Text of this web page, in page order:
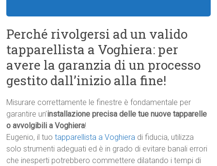
Perché rivolgersi ad un valido
tapparellista a Voghiera: per
avere la garanzia di un processo
gestito dall’inizio alla fine!
Misurare correttamente le finestre è fondamentale per
garantire un’installazione precisa delle tue nuove tapparelle
o avvolgibili a Voghiera!
Eugenio, il tuotapparellista a Voghiera di fiducia, utilizza
solo strumenti adeguati ed è in grado di evitare banali errori
che inesperti potrebbero commettere dilatando i tempi di